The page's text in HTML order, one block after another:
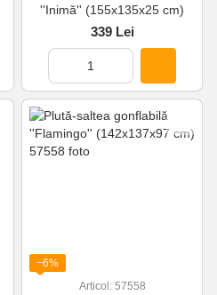
''Inimă'' (155x135x25 cm)
339 Lei
−6%
Articol: 57558